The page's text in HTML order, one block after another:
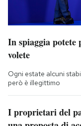
In spiaggia potete
volete
Ogni estate alcuni
però è illegittimo
I proprietari del